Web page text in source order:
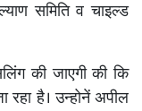
समिति व चाइल्ड
की जाएगी की कि
रहा है। उन्होनें अपील